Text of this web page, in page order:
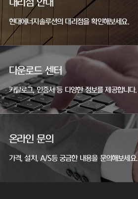
대리점 안내
현대에너지솔루션의 대리점을 확인해보세요.
다운로드 센터
카탈로그, 인증서 등 다양한 정보를 제공합니다.
온라인 문의
가격, 설치, A/S등 궁금한 내용을 문의해보세요.